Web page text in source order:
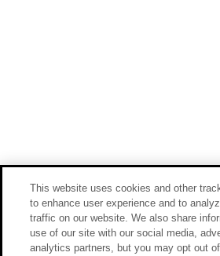
This website uses cookies and other
to enhance user experience and to
traffic on our website. We also share
use of our site with our social media,
analytics partners, but you may opt out